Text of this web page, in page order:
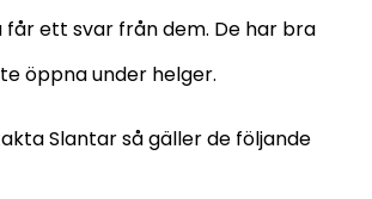
får ett svar från dem. De har bra
öppna under helger.
Slantar så gäller de följande